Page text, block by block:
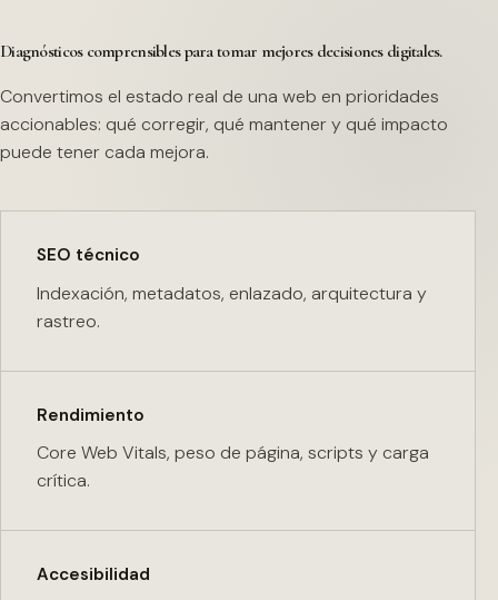
Diagnósticos comprensibles para tomar mejores decisiones digitales.
Convertimos el estado real de una web en prioridades
accionables: qué corregir, qué mantener y qué impacto
puede tener cada mejora.
SEO técnico
Indexación, metadatos, enlazado, arquitectura y
rastreo.
Rendimiento
Core Web Vitals, peso de página, scripts y carga
crítica.
Accesibilidad